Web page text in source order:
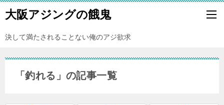
大阪アジングの餓鬼
決して満たされることない俺のアジ欲求
「釣れる」の記事一覧